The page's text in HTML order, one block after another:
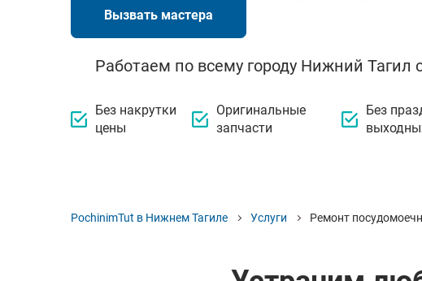
Вызвать мастера
Работаем по всему городу Нижний Тагил
Без накрутки
цены
Оригинальные
запчасти
Без
PochinimTut в Нижнем Тагиле Услуги Ремонт